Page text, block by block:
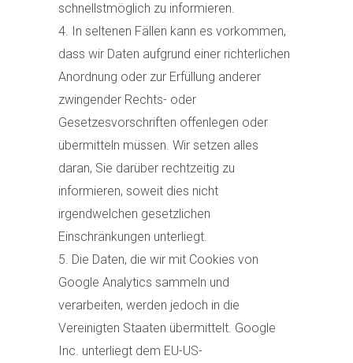
schnellstmöglich zu informieren.
In seltenen Fällen kann es vorkommen,
dass wir Daten aufgrund einer richterlichen
Anordnung oder zur Erfüllung anderer
zwingender Rechts- oder
Gesetzesvorschriften offenlegen oder
übermitteln müssen. Wir setzen alles
daran, Sie darüber rechtzeitig zu
informieren, soweit dies nicht
irgendwelchen gesetzlichen
Einschränkungen unterliegt.
Die Daten, die wir mit Cookies von
Google Analytics sammeln und
verarbeiten, werden jedoch in die
Vereinigten Staaten übermittelt. Google
Inc. unterliegt dem EU-US-